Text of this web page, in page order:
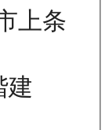
上条
建